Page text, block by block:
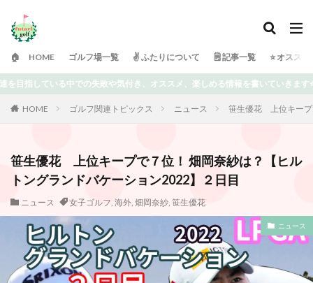
🏠 HOME ゴルフ場一覧 ✌️ ふたりについて 🗒 記事一覧 ⭐️ オスス
しめる情報を書いていきます⭐️ どうぞよろしくお願い致します😀
HOME ゴルフ関連トピックス ニュース 笹生優花 上位キープ
笹生優花 上位キープで７位！ 畑岡奈紗は？【ヒル
トングランドバケーション2022】２日目
ニュース 女子ゴルフ, 海外, 畑岡奈紗, 笹生優花
ニュース